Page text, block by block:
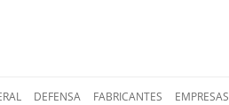
al
DEFENSA FABRICANTES EMPRESAS